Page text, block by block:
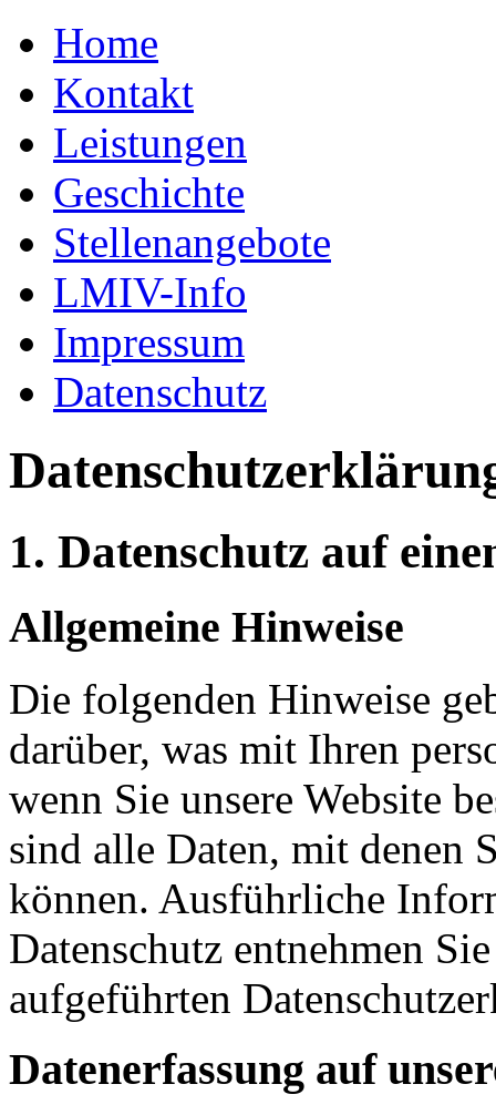
Home
Kontakt
Leistungen
Geschichte
Stellenangebote
LMIV-Info
Impressum
Datenschutz
1. Datenschutz auf
Allgemeine Hinweise
Die folgenden Hinweise
darüber, was mit Ihren
wenn Sie unsere Website
sind alle Daten, mit denen
können. Ausführliche
Datenschutz entnehmen
aufgeführten
Datenerfassung auf